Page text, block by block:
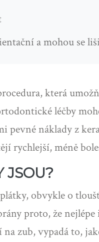
a mohou se
která
léčby
pevné náklady z
rychlejší, méně
JSOU?
obvykle o
proto, že
na zub, vypadá to,